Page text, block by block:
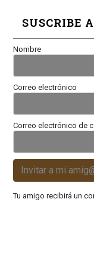
SUSCRIBE
Nombre
Correo electrónico
Correo electrónico de
Invitar a mi
Tu amigo recibirá un